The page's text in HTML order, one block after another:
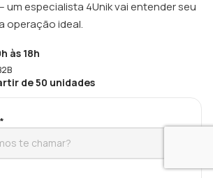
especialista 4Unik vai entender seu
operação ideal.
às 18h
de 50 unidades